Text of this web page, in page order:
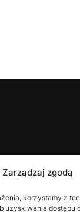
Zarządzaj zgodą
korzystamy z
uzyskiwania dostępu